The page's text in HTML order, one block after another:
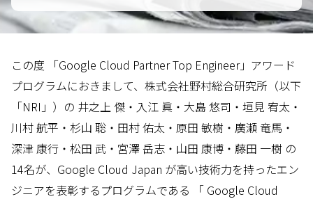
この度 「Google Cloud Partner Top Engineer」アワード
プログラムにおきまして、株式会社野村総合研究所（以下
「NRI」）の 井之上 傑・入江 眞・大島 悠司・垣見 宥太・
川村 航平・杉山 聡・田村 佑太・原田 敏樹・廣瀬 竜馬・
深津 康行・松田 武・宮澤 岳志・山田 康博・藤田 一樹 の
14名が、Google Cloud Japan が高い技術力を持ったエン
ジニアを表彰するプログラムである 「 Google Cloud